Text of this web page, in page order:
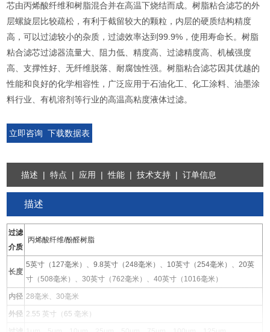
芯由丙烯酸纤维和树脂混合并在高温下烧结而成。树脂粘合滤芯的外
层螺旋层比较疏松，有利于截留较大的颗粒，内层的硬质结构精度
高，可以过滤较小的杂质，过滤效率达到99.9%，使用寿命长。树脂
粘合滤芯过滤器流量大、阻力低、精度高、过滤精度高、机械强度
高、支撑性好、无纤维脱落、耐腐蚀性强。树脂粘合滤芯因其优越的
性能和良好的化学相容性，广泛应用于石油化工、化工涂料、油墨涂
料行业、有机溶剂等行业的高温高粘度液体过滤。
立即咨询 下载数据表
描述 | 特点 | 应用 | 性能 | 技术支持 | 订单信息
描述
过滤
介质
丙烯酸纤维/酚醛树脂
长度
5英寸（127毫米）、9.8英寸（248毫米）、10英寸（254毫米）、20英
寸（508毫米）、30英寸（762毫米）、40英寸（1016毫米）
内径 28毫米、30毫米
外径 2.55 英寸（65 毫米）